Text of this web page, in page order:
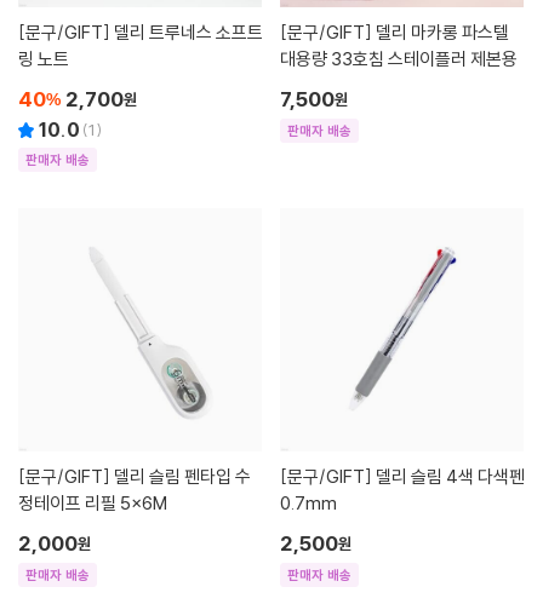
[문구/GIFT]
링 노트
40% 2,700원
10.0 (1)
판매자 배송
[문구/GIFT]
대용량 33호침 스테이플러 제본용
7,500원
판매자 배송
[문구/GIFT]
정테이프 리필 5x6M
2,000원
판매자 배송
[문구/GIFT]
0.7mm
2,500원
판매자 배송